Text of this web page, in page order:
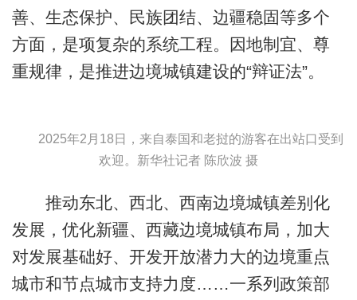
善、生态保护、民族团结、边疆稳固等多个
方面，是项复杂的系统工程。因地制宜、尊
重规律，是推进边境城镇建设的“辩证法”。
2025年2月18日，来自泰国和老挝的游客在出站口受到
欢迎。新华社记者 陈欣波 摄
推动东北、西北、西南边境城镇差别化
发展，优化新疆、西藏边境城镇布局，加大
对发展基础好、开发开放潜力大的边境重点
城市和节点城市支持力度……一系列政策部